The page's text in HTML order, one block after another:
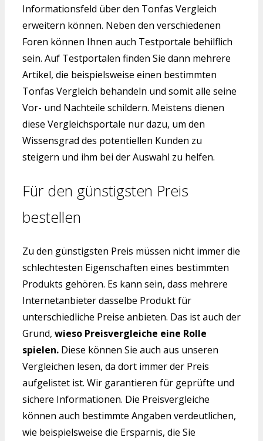
Informationsfeld über den Tonfas Vergleich
erweitern können. Neben den verschiedenen
Foren können Ihnen auch Testportale behilflich
sein. Auf Testportalen finden Sie dann mehrere
Artikel, die beispielsweise einen bestimmten
Tonfas Vergleich behandeln und somit alle seine
Vor- und Nachteile schildern. Meistens dienen
diese Vergleichsportale nur dazu, um den
Wissensgrad des potentiellen Kunden zu
steigern und ihm bei der Auswahl zu helfen.
Für den günstigsten Preis
bestellen
Zu den günstigsten Preis müssen nicht immer die
schlechtesten Eigenschaften eines bestimmten
Produkts gehören. Es kann sein, dass mehrere
Internetanbieter dasselbe Produkt für
unterschiedliche Preise anbieten. Das ist auch der
Grund, wieso Preisvergleiche eine Rolle
spielen. Diese können Sie auch aus unseren
Vergleichen lesen, da dort immer der Preis
aufgelistet ist. Wir garantieren für geprüfte und
sichere Informationen. Die Preisvergleiche
können auch bestimmte Angaben verdeutlichen,
wie beispielsweise die Ersparnis, die Sie